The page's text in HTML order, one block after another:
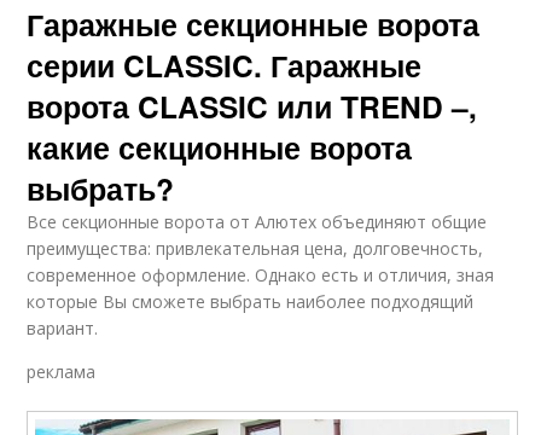
Гаражные секционные ворота
серии CLASSIC. Гаражные
ворота CLASSIC или TREND –,
какие секционные ворота
выбрать?
Все секционные ворота от Алютех объединяют общие
преимущества: привлекательная цена, долговечность,
современное оформление. Однако есть и отличия, зная
которые Вы сможете выбрать наиболее подходящий
вариант.
реклама